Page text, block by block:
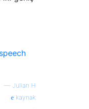
— Julian H
kaynak